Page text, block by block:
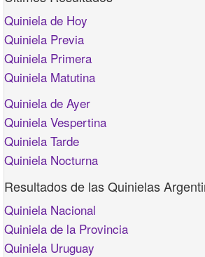
Quiniela de Hoy
Quiniela Previa
Quiniela Primera
Quiniela Matutina
Quiniela de Ayer
Quiniela Vespertina
Quiniela Tarde
Quiniela Nocturna
Resultados de las Quinielas
Quiniela Nacional
Quiniela de la Provincia
Quiniela Uruguay